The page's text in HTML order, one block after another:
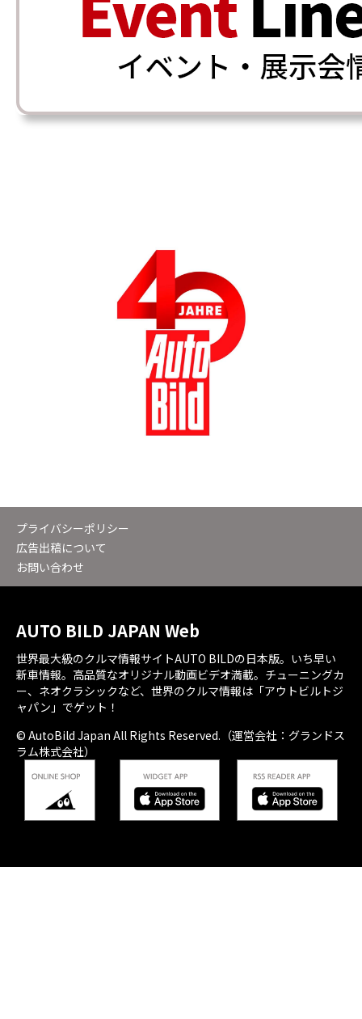
プライバシーポリシー
広告出稿について
お問い合わせ
AUTO BILD JAPAN Web
世界最大級のクルマ情報サイトAUTO BILDの日本版。いち早い
新車情報。高品質なオリジナル動画ビデオ満載。チューニングカ
ー、ネオクラシックなど、世界のクルマ情報は「アウトビルトジ
ャパン」でゲット！
© AutoBild Japan All Rights Reserved.（運営会社：グランドス
ラム株式会社）